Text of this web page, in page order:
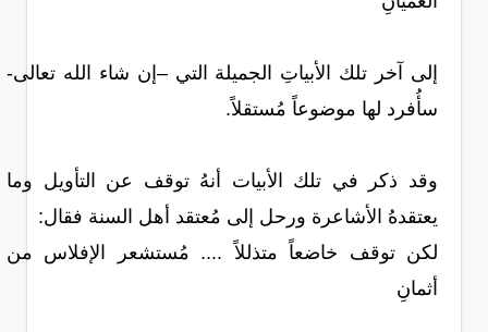
إلى آخر تلك الأبياتِ الجميلة التي –إن شاء الله تعالى-
سأُفرد لها موضوعاً مُستقلاً.
وقد ذكر في تلك الأبيات أنهُ توقف عن التأويل وما
يعتقدهُ الأشاعرة ورحل إلى مُعتقد أهل السنة فقال:
لكن توقف خاضعاً متذللاً .... مُستشعر الإفلاس من
أثمانِ